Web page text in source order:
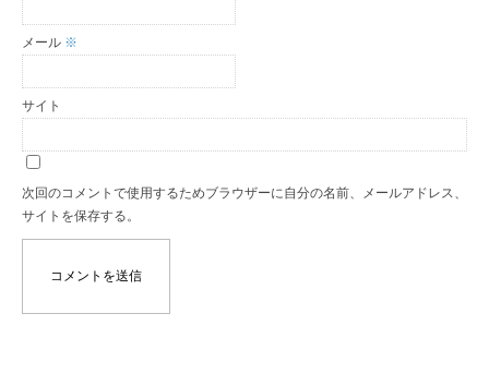
メール ※
サイト
次回のコメントで使用するためブラウザーに自分の名前、メールアドレス、
サイトを保存する。